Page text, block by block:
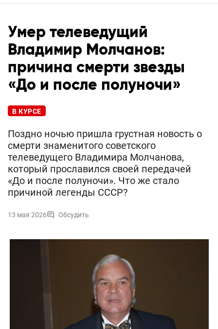
Умер телеведущий
Владимир Молчанов:
причина смерти звезды
«До и после полуночи»
В КУРСЕ
Поздно ночью пришла грустная новость о
смерти знаменитого советского
телеведущего Владимира Молчанова,
который прославился своей передачей
«До и после полуночи». Что же стало
причиной легенды СССР?
13 мая 2026 Обсудить